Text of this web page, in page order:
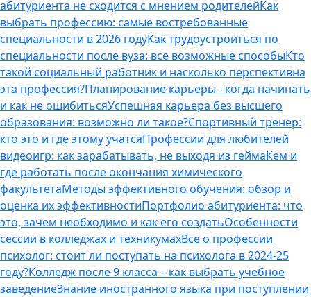
абитуриента не сходится с мнением родителейКак
выбрать профессию: самые востребованные
специальности в 2026 годуКак трудоустроиться по
специальности после вуза: все возможные способыКто
такой социальный работник и насколько перспективна
эта профессия?Планирование карьеры - когда начинать
и как не ошибитьсяУспешная карьера без высшего
образования: возможно ли такое?Спортивный тренер:
кто это и где этому учатсяПрофессии для любителей
видеоигр: как зарабатывать, не выходя из геймаКем и
где работать после окончания химического
факультетаМетоды эффективного обучения: обзор и
оценка их эффективностиПортфолио абитуриента: что
это, зачем необходимо и как его создатьОсобенности
сессии в колледжах и техникумахВсе о профессии
психолог: стоит ли поступать на психолога в 2024-25
году?Колледж после 9 класса – как выбрать учебное
заведениеЗнание иностранного языка при поступлении